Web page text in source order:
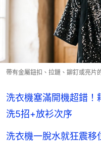
帶有金屬鈕扣、拉鏈、鉚釘或亮片
洗衣機塞滿開機超錯！
洗5招+放衫次序
洗衣機一脫水就狂震